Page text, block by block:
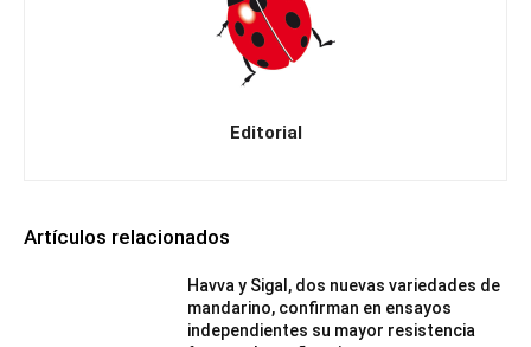
Editorial
Artículos relacionados
Havva y Sigal, dos nuevas variedades de
mandarino, confirman en ensayos
independientes su mayor resistencia